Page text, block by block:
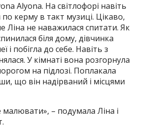
Alyona. На світлофорі навіть
керму в такт музиці. Цікаво,
Ліна не наважилася спитати. Як
біля дому, дівчинка
і побігла до себе. Навіть з
У кімнаті вона розгорнула
на підлозі. Поплакала
що він надірваний і місцями
малювати», – подумала Ліна і